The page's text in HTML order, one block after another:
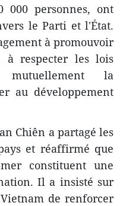
000 personnes, ont
le Parti et l'État.
à promouvoir
à respecter les lois
la
au développement
Chiên a partagé les
et réaffirmé que
constituent une
Il a insisté sur
de renforcer